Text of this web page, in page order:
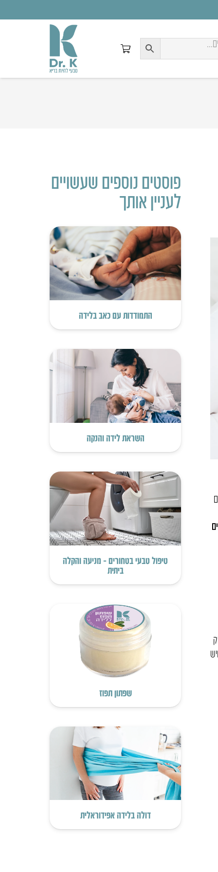
פוסטים נוספים שעשויים
לעניין אותך
התמודדות עם כאב בלידה
השראת לידה והנקה
טיפול טבעי בטחורים – מניעה והקלה
ביתית
שפתון תפוז
דולה בלידה אפידוראלית